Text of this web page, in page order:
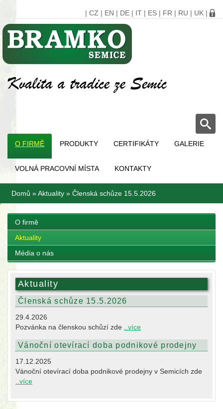
| CZ | EN | DE | IT | ES | FR | RU | UK |
O FIRMĚ PRODUKTY CERTIFIKÁTY GALERIE
VOLNÁ PRACOVNÍ MÍSTA KONTAKTY
Domů »Aktuality » Členská schůze 15.5.2026
O firmě
Aktuality
Média o nás
Aktuality
Členská schůze 15.5.2026
29.4.2026
Pozvánka na členskou schůzí zde
..více
Vánoční otevírací doba podnikové prodejny
17.12.2025
Vánoční otevírací doba podnikové prodejny v Semicích zde
..více